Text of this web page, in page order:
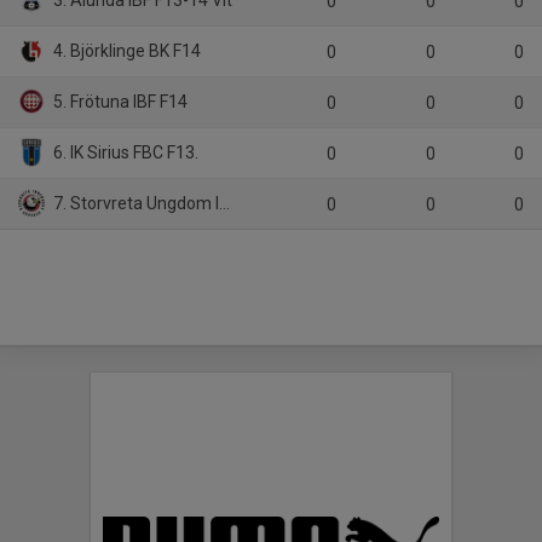
4. Björklinge BK F14 0 0 0
5. Frötuna IBF F14 0 0 0
6. IK Sirius FBC F13. 0 0 0
7. Storvreta Ungdom IBK F14 0 0 0